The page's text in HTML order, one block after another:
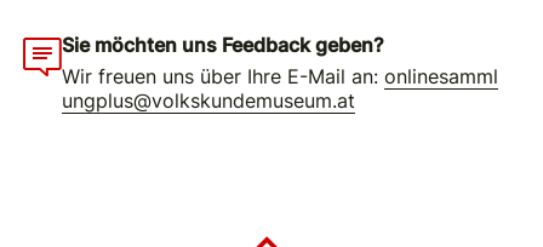
Sie möchten uns Feedback geben?
Wir freuen uns über Ihre E-Mail an:onlinesamml
ungplus@volkskundemuseum.at